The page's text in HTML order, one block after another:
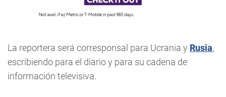
La reportera será corresponsal para Ucrania y Rusia,
escribiendo para el diario y para su cadena de
información televisiva.